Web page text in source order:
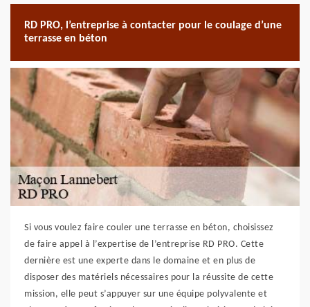
RD PRO, l’entreprise à contacter pour le coulage d’une
terrasse en béton
Si vous voulez faire couler une terrasse en béton, choisissez
de faire appel à l’expertise de l’entreprise RD PRO. Cette
dernière est une experte dans le domaine et en plus de
disposer des matériels nécessaires pour la réussite de cette
mission, elle peut s’appuyer sur une équipe polyvalente et